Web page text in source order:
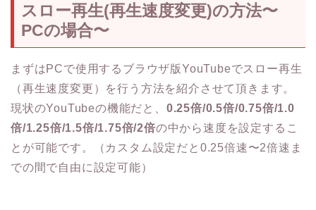
スロー再生(再生速度変更)の方法〜
PCの場合〜
まずはPCで使用するブラウザ版YouTubeでスロー再生
（再生速度変更）を行う方法を紹介させて頂きます。
現状のYouTubeの機能だと、 0.25倍/0.5倍/0.75倍/1.0
倍/1.25倍/1.5倍/1.75倍/2倍の中から速度を設定するこ
とが可能です。（カスタム設定だと0.25倍速〜2倍速ま
での間で自由に設定可能）